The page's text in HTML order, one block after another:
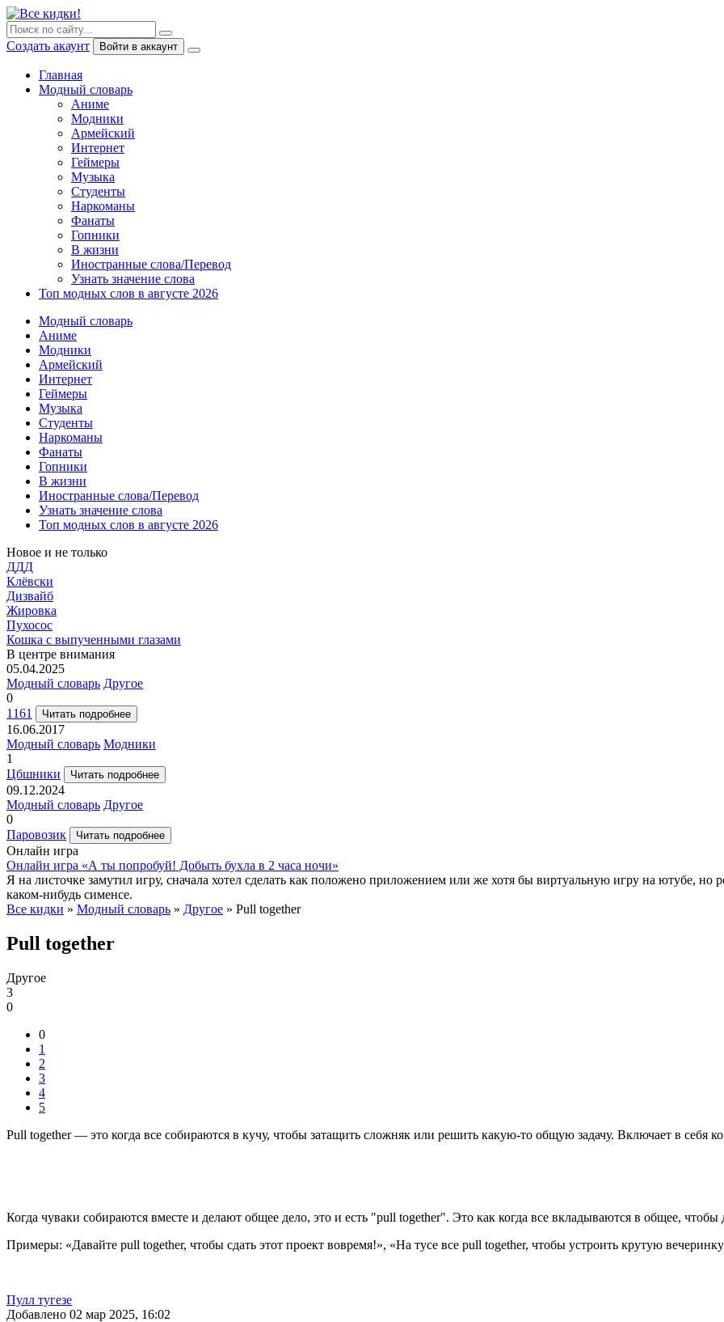
Создать акаунт Войти в аккаунт
Главная
Модный словарь
Аниме
Модники
Армейский
Интернет
Геймеры
Музыка
Студенты
Наркоманы
Фанаты
Гопники
В жизни
Иностранные слова/Перевод
Узнать значение слова
Топ модных слов в августе 2026
Модный словарь
Аниме
Модники
Армейский
Интернет
Геймеры
Музыка
Студенты
Наркоманы
Фанаты
Гопники
В жизни
Иностранные слова/Перевод
Узнать значение слова
Топ модных слов в августе 2026
Новое и не только
ДДД
Клёвски
Дизвайб
Жировка
Пухосос
Кошка с выпученными глазами
В центре внимания
05.04.2025
Модный словарь Другое
0
1161
Читать подробнее
16.06.2017
Модный словарь Модники
1
Цбшники
Читать подробнее
09.12.2024
Модный словарь Другое
0
Паровозик
Читать подробнее
Онлайн игра
Онлайн игра «А ты попробуй! Добыть бухла в 2 часа ночи»
Я на листочке замутил игру, сначала хотел сделать как положено приложением или же хотя бы виртуальную игру на ютубе, но
каком-нибудь сименсе.
Все кидки » Модный словарь » Другое » Pull together
Pull together
Другое
3
0
0
1
2
3
4
5
Pull together — это когда все собираются в кучу, чтобы затащить сложняк или решить какую-то общую задачу. Включает в себя
Когда чуваки собираются вместе и делают общее дело, это и есть "pull together". Это как когда все вкладываются в общее, чтобы
Примеры: «Давайте pull together, чтобы сдать этот проект вовремя!», «На тусе все pull together, чтобы устроить крутую
Пулл тугезе
Добавлено 02 мар 2025, 16:02